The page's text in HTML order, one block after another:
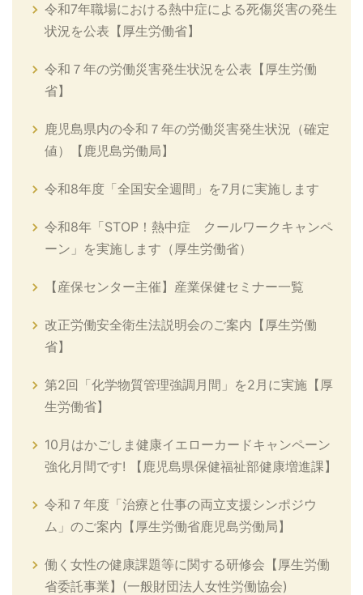
令和7年職場における熱中症による死傷災害の発生
状況を公表【厚生労働省】
令和７年の労働災害発生状況を公表【厚生労働
省】
鹿児島県内の令和７年の労働災害発生状況（確定
値）【鹿児島労働局】
令和8年度「全国安全週間」を7月に実施します
令和8年「STOP！熱中症 クールワークキャンペ
ーン」を実施します（厚生労働省）
【産保センター主催】産業保健セミナー一覧
改正労働安全衛生法説明会のご案内【厚生労働
省】
第2回「化学物質管理強調月間」を2月に実施【厚
生労働省】
10月はかごしま健康イエローカードキャンペーン
強化月間です! 【鹿児島県保健福祉部健康増進課】
令和７年度「治療と仕事の両立支援シンポジウ
ム」のご案内【厚生労働省鹿児島労働局】
働く女性の健康課題等に関する研修会【厚生労働
省委託事業】(一般財団法人女性労働協会)